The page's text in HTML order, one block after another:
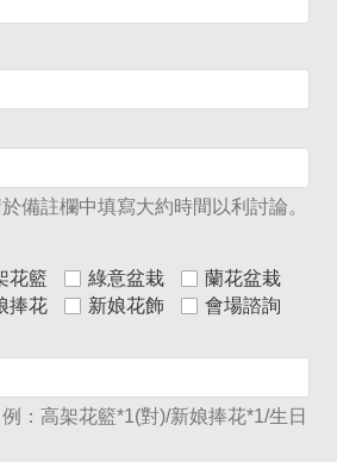
備註欄中填寫大約時間以利討論。
花籃 綠意盆栽
蘭花盆栽
捧花 新娘花飾
會場諮詢
：高架花籃*1(對)/新娘捧花*1/生日